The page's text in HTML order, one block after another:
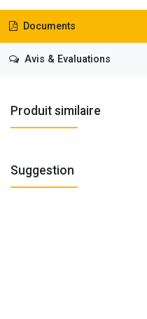
Documents
Avis & Evaluations
Produit similaire
Suggestion